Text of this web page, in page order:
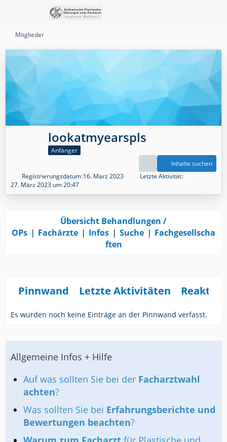
Mitglieder
lookatmyearspls
Anfänger
Inhalte suchen
Registrierungsdatum 16. März 2023
Letzte Aktivität
27. März 2023 um 20:47
Übersicht Behandlungen /
OPs ❘ Fachärzte ❘ Infos ❘ Suche ❘ Fachgesellscha
ften
Pinnwand Letzte Aktivitäten
Es wurden noch keine Einträge an der Pinnwand verfasst.
Allgemeine Infos + Hilfe
Auf was sollten Sie bei der Facharztwahl
achten?
Was sollten Sie bei Erfahrungsberichte und
Bewertungen beachten?